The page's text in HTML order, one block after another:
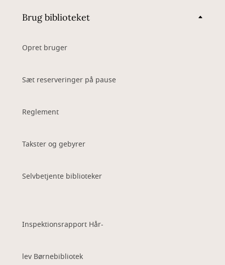
Brug biblioteket
Opret bruger
Sæt reserveringer på pause
Reglement
Takster og gebyrer
Selvbetjente biblioteker
Inspektionsrapport Hår-
lev Børnebibliotek